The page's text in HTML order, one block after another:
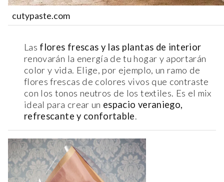
cutypaste.com
Las flores frescas y las plantas de interior
renovarán la energía de tu hogar y aportarán
color y vida. Elige, por ejemplo, un ramo de
flores frescas de colores vivos que contraste
con los tonos neutros de los textiles. Es el mix
ideal para crear un espacio veraniego,
refrescante y confortable.